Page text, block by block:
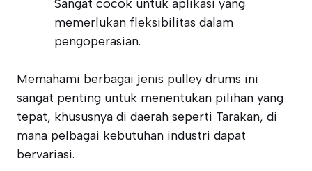
Sangat cocok untuk aplikasi yang
memerlukan fleksibilitas dalam
pengoperasian.
Memahami berbagai jenis pulley drums ini
sangat penting untuk menentukan pilihan yang
tepat, khususnya di daerah seperti Tarakan, di
mana pelbagai kebutuhan industri dapat
bervariasi.